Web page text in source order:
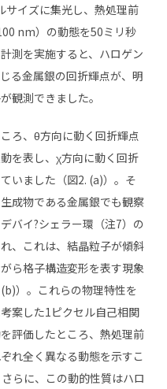
サイズに集光し、熱処理前
nm）の動態を50ミリ秒
測を実施すると、ハロゲン
る金属銀の回折輝点が、明
観測できました。
ろ、θ方向に動く回折輝点
を表し、χ方向に動く回折
いました（図2. (a)）。そ
成物である金属銀でも観察
バイ?シェラー環（注7）の
、これは、結晶粒子が傾斜
ら格子構造変形を表す現象
）。これらの物理特性を
案した1ピクセル自己相関
評価したところ、熱処理前
れ全く異なる動態を示すこ
らに、この動的性質はハロ